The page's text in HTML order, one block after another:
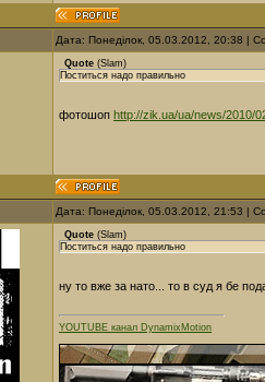
Дата: Понеділок, 05.03.2012, 20:38 |
Quote (Slam)
Поститься надо правильно
фотошоп http://zik.ua/ua/news/2010/
Дата: Понеділок, 05.03.2012, 21:53 |
Quote (Slam)
Поститься надо правильно
ну то вже за нато... то в суд я бе
YOUTUBE канал DynamixMotion